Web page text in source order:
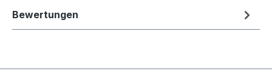
Bewertungen